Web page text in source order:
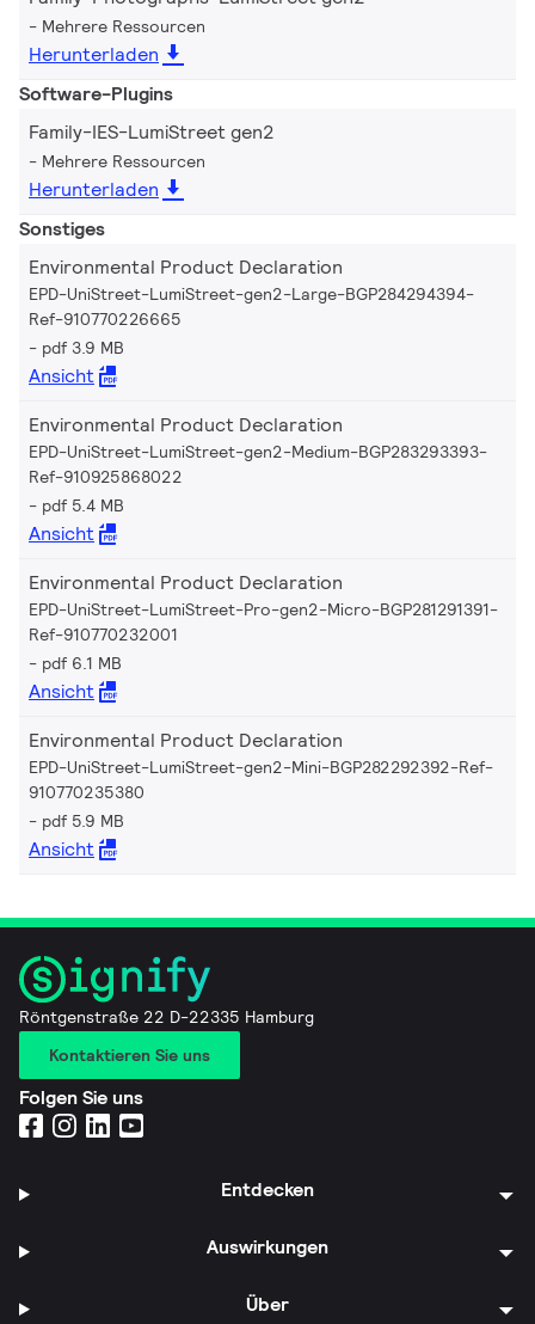
Mehrere Ressourcen
Herunterladen
Software-Plugins
Family-IES-LumiStreet gen2
Mehrere Ressourcen
Herunterladen
Sonstiges
Environmental Product Declaration
EPD-UniStreet-LumiStreet-gen2-Large-BGP284294394-
Ref-910770226665
pdf 3.9 MB
Ansicht
Environmental Product Declaration
EPD-UniStreet-LumiStreet-gen2-Medium-BGP283293393-
Ref-910925868022
pdf 5.4 MB
Ansicht
Environmental Product Declaration
EPD-UniStreet-LumiStreet-Pro-gen2-Micro-BGP281291391-
Ref-910770232001
pdf 6.1 MB
Ansicht
Environmental Product Declaration
EPD-UniStreet-LumiStreet-gen2-Mini-BGP282292392-Ref-
910770235380
pdf 5.9 MB
Ansicht
Röntgenstraße 22 D-22335 Hamburg
Kontaktieren Sie uns
Folgen Sie uns
Entdecken
Auswirkungen
Über